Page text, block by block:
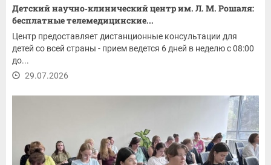
Детский научно‑клинический центр им. Л. М. Рошаля:
бесплатные телемедицинские...
Центр предоставляет дистанционные консультации для
детей со всей страны - прием ведется 6 дней в неделю с 08:00
до...
29.07.2026